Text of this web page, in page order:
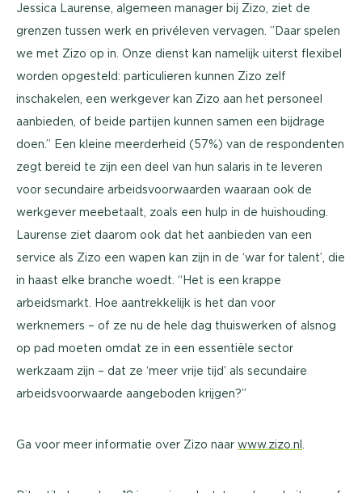
Jessica Laurense, algemeen manager bij Zizo, ziet de
grenzen tussen werk en privéleven vervagen. ”Daar spelen
we met Zizo op in. Onze dienst kan namelijk uiterst flexibel
worden opgesteld: particulieren kunnen Zizo zelf
inschakelen, een werkgever kan Zizo aan het personeel
aanbieden, of beide partijen kunnen samen een bijdrage
doen.” Een kleine meerderheid (57%) van de respondenten
zegt bereid te zijn een deel van hun salaris in te leveren
voor secundaire arbeidsvoorwaarden waaraan ook de
werkgever meebetaalt, zoals een hulp in de huishouding.
Laurense ziet daarom ook dat het aanbieden van een
service als Zizo een wapen kan zijn in de ‘war for talent’, die
in haast elke branche woedt. “Het is een krappe
arbeidsmarkt. Hoe aantrekkelijk is het dan voor
werknemers – of ze nu de hele dag thuiswerken of alsnog
op pad moeten omdat ze in een essentiële sector
werkzaam zijn – dat ze ‘meer vrije tijd’ als secundaire
arbeidsvoorwaarde aangeboden krijgen?”
Ga voor meer informatie over Zizo naar www.zizo.nl